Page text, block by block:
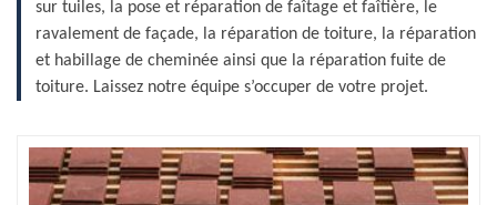
sur tuiles, la pose et réparation de faîtage et faîtière, le
ravalement de façade, la réparation de toiture, la réparation
et habillage de cheminée ainsi que la réparation fuite de
toiture. Laissez notre équipe s’occuper de votre projet.